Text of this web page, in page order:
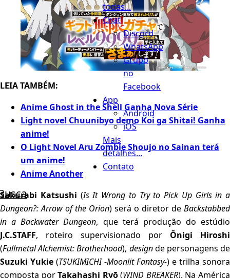
todas...
Chat
Discord
WhatsApp
Grupo
no
Facebook
App
Android
iOS
Mais
detalhes...
Contato
LEIA TAMBÉM:
Anime Ghost in the Shell Ganha Nova Série
Light novel Chuunibyo demo Koi ga Shitai! Ganha
anime!
O Light Novel Aru Zombie Shoujo no Sainan terá
um anime!
Anime Another
Sakurabi Katsushi (Is It Wrong to Try to Pick Up Girls in a
Dungeon?: Arrow of the Orion) será o diretor de Backstabbed
in a Backwater Dungeon, que terá produção do estúdio
J.C.STAFF, roteiro supervisionado por Ōnigi Hiroshi
(Fullmetal Alchemist: Brotherhood), designde personagens de
Suzuki Yukie (TSUKIMICHI -Moonlit Fantasy-) e trilha sonora
composta porTakahashi Ryō(WIND BREAKER). Na América